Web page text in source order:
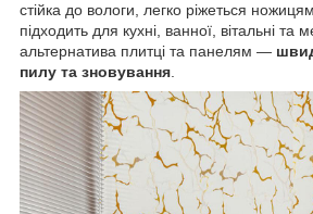
стійка до вологи, легко ріжеться
підходить для кухні, ванної, вітальні та
альтернатива плитці та панелям —
пилу та зновування.